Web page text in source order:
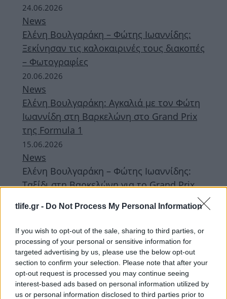
tlife.gr - Do Not Process My Personal Information
If you wish to opt-out of the sale, sharing to third parties, or
processing of your personal or sensitive information for
targeted advertising by us, please use the below opt-out
section to confirm your selection. Please note that after your
opt-out request is processed you may continue seeing
interest-based ads based on personal information utilized by
us or personal information disclosed to third parties prior to
24.06.2026
News
Ελένη Βουλγαράκη – Φώτης Ιωαννίδης:
Ξεκίνησαν τις καλοκαιρινές τους διακοπές
– Φωτογραφίες
20.06.2026
News
Ελένη Βουλγαράκη: Αγκαλιά με τον Φώτη
Ιωαννίδη στη Βαρκελώνη στο Grand Prix
της Formula 1
15.06.2026
News
Ελένη Βουλγαράκη – Φώτης Ιωαννίδης:
Ταξίδι στη Βαρκελώνη για το Grand Prix